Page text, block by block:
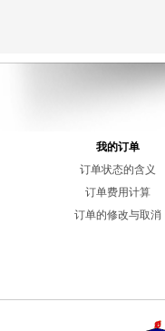
我的订单
订单状态的含义
订单费用计算
订单的修改与取消